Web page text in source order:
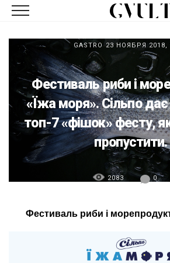
GASTRO 23 НОЯБРЯ 2018,
Фестиваль риби і
«Їжа моря». Сільпо
топ-7 «фішок» фесту,
пропустити.
2083 0
Фестиваль риби і